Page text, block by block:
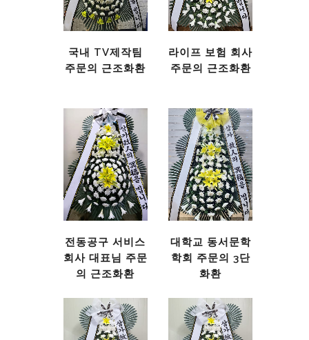
국내 TV제작팀
주문의 근조화환
라이프 보험 회사
주문의 근조화환
전동공구 서비스
회사 대표님 주문
의 근조화환
대학교 동서문학
학회 주문의 3단
화환